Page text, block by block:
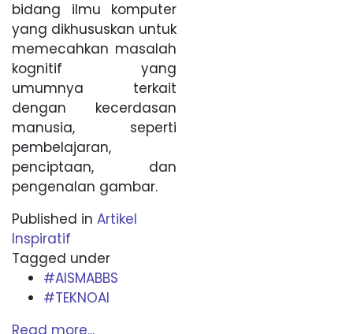
bidang ilmu komputer
yang dikhususkan untuk
memecahkan masalah
kognitif yang
umumnya terkait
dengan kecerdasan
manusia, seperti
pembelajaran,
penciptaan, dan
pengenalan gambar.
Published in Artikel
Inspiratif
Tagged under
#AISMABBS
#TEKNOAI
Read more...